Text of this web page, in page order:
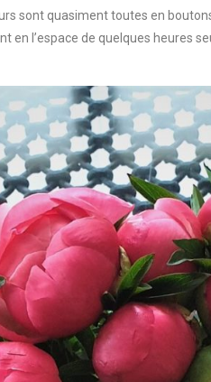
sont quasiment toutes en
en l’espace de quelques heures